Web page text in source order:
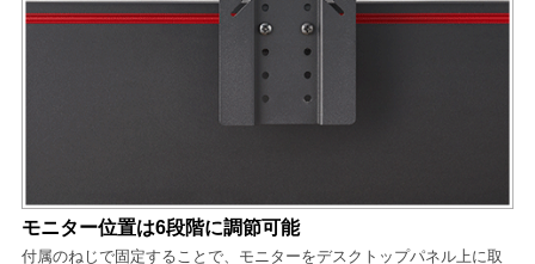
モニター位置は6段階に調節可能
付属のねじで固定することで、モニターをデスクトップパネル上に取